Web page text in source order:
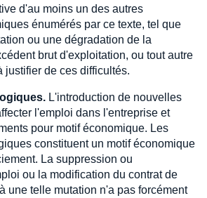
d'au moins un des autres
énumérés par ce texte, tel que
ou une dégradation de la
brut d'exploitation, ou tout autre
justifier de ces difficultés.
L'introduction de nouvelles
l'emploi dans l'entreprise et
pour motif économique. Les
constituent un motif économique
La suppression ou
ou la modification du contrat de
une telle mutation n'a pas forcément